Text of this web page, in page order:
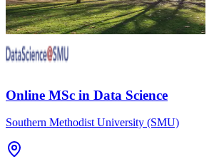
Online MSc in Data Science
Southern Methodist University (SMU)